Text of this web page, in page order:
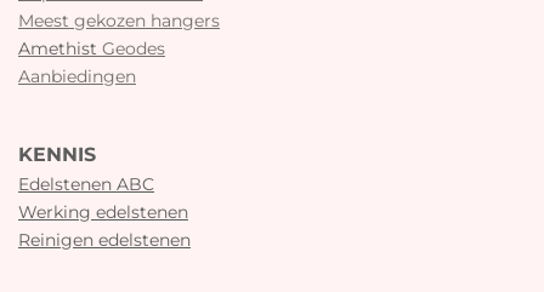
Meest gekozen hangers
Amethist Geodes
Aanbiedingen
KENNIS
Edelstenen ABC
Werking edelstenen
Reinigen edelstenen